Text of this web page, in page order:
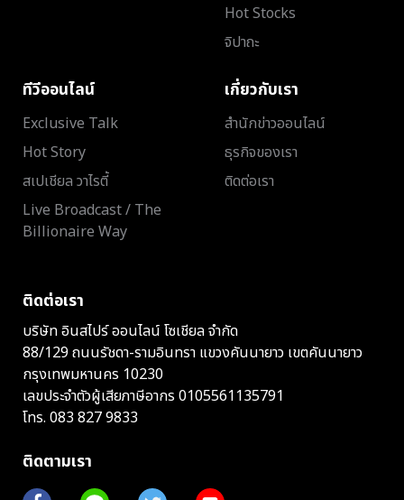
Hot Stocks
จิปาถะ
ทีวีออนไลน์
Exclusive Talk
Hot Story
สเปเชียล วาไรตี้
Live Broadcast / The
Billionaire Way
เกี่ยวกับเรา
สำนักข่าวออนไลน์
ธุรกิจของเรา
ติดต่อเรา
ติดต่อเรา
บริษัท อินสไปร์ ออนไลน์ โซเชียล จำกัด
88/129 ถนนรัชดา-รามอินทรา แขวงคันนายาว เขตคันนายาว
กรุงเทพมหานคร 10230
เลขประจำตัวผู้เสียภาษีอากร 0105561135791
โทร. 083 827 9833
ติดตามเรา